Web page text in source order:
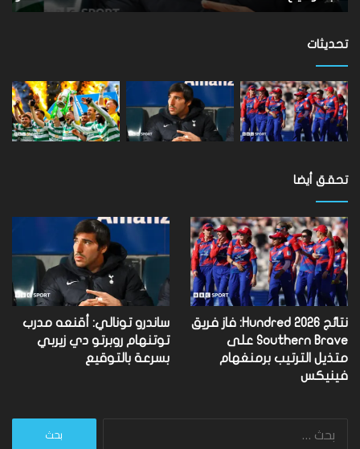
تفوتها
مستوى
العالم
تحديثات
تحقق أيضا
نتائج Hundred 2026: فاز فريق
Southern Brave على
متذيل الترتيب برمنغهام
فينيكس
ساندرو تونالي: أقنعه مدرب
توتنهام روبرتو دي زيربي
بسرعة بالتوقيع
البحث